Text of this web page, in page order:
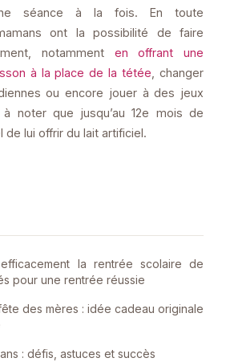
séance à la fois. En toute
ont la possibilité de faire
notamment en offrant une
à la place de la tétée , changer
ou encore jouer à des jeux
noter que jusqu’au 12e mois de
lui offrir du lait artificiel.
la rentrée scolaire de
pour une rentrée réussie
des mères : idée cadeau originale
: défis, astuces et succès